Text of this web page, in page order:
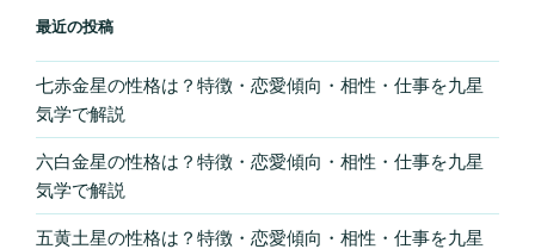
最近の投稿
七赤金星の性格は？特徴・恋愛傾向・相性・仕事を九星
気学で解説
六白金星の性格は？特徴・恋愛傾向・相性・仕事を九星
気学で解説
五黄土星の性格は？特徴・恋愛傾向・相性・仕事を九星